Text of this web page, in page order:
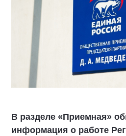
В разделе «Приемная»
информация о работе